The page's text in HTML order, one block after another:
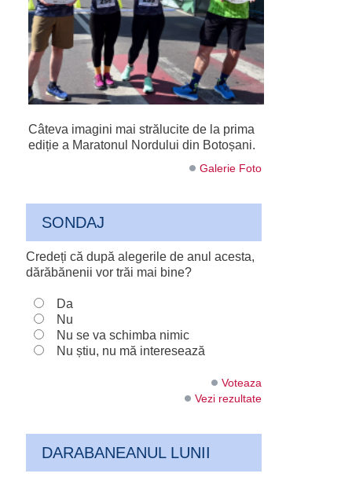
Câteva imagini mai strălucite de la prima
ediție a Maratonul Nordului din Botoșani.
Galerie Foto
SONDAJ
Credeți că după alegerile de anul acesta,
dărăbănenii vor trăi mai bine?
Da
Nu
Nu se va schimba nimic
Nu știu, nu mă interesează
Voteaza
Vezi rezultate
DARABANEANUL LUNII